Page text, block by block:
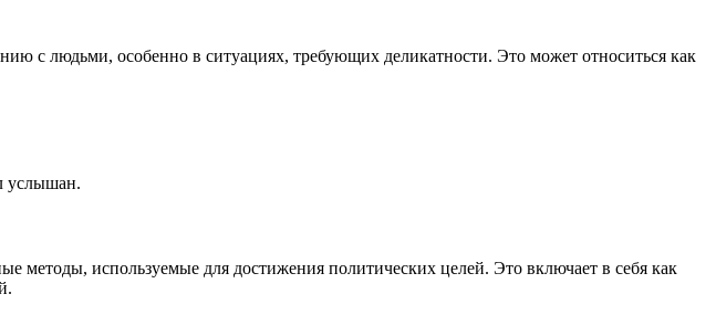
с людьми, особенно в ситуациях, требующих деликатности. Это может относиться как
услышан.
методы, используемые для достижения политических целей. Это включает в себя как